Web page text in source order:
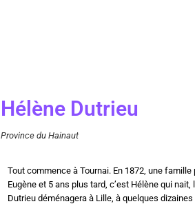
Hélène Dutrieu
Province du Hainaut
Tout commence à Tournai. En 1872, une
Eugène et 5 ans plus tard, c’est Hélène qui
Dutrieu déménagera à Lille, à quelques